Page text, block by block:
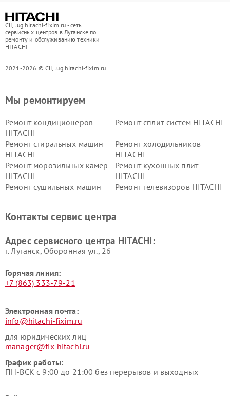
СЦ lug.hitachi-fixim.ru - сеть
сервисных центров в Луганске по
ремонту и обслуживанию техники
HITACHI
2021-2026 © СЦ lug.hitachi-fixim.ru
Мы ремонтируем
Ремонт кондиционеров
HITACHI
Ремонт сплит-систем HITACHI
Ремонт стиральных машин
HITACHI
Ремонт холодильников
HITACHI
Ремонт морозильных камер
HITACHI
Ремонт кухонных плит
HITACHI
Ремонт сушильных машин
Ремонт телевизоров HITACHI
данных HITACHI
HITACHI
HITACHI
HITACHI
Контакты сервис центра
Адрес сервисного центра HITACHI:
г. Луганск, Оборонная ул., 26
Горячая линия:
+7 (863) 333-79-21
Электронная почта:
info@hitachi-fixim.ru
для юридических лиц
manager@fix-hitachi.ru
График работы:
ПН-ВСК с 9:00 до 21:00 без перерывов и выходных